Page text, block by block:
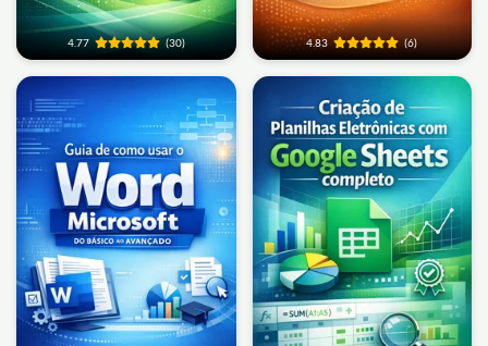
4.77 (30) 4.83 (6)